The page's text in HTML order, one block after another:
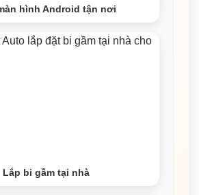
hình Android tận nơi
Lắp bi gầm tại nhà